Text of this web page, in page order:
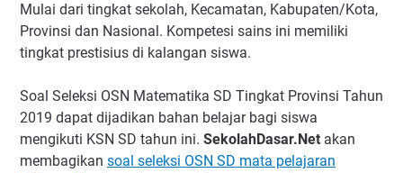
Mulai dari tingkat sekolah, Kecamatan, Kabupaten/Kota,
Provinsi dan Nasional. Kompetesi sains ini memiliki
tingkat prestisius di kalangan siswa.
Soal Seleksi OSN Matematika SD Tingkat Provinsi Tahun
2019 dapat dijadikan bahan belajar bagi siswa
mengikuti KSN SD tahun ini. SekolahDasar.Net akan
membagikan soal seleksi OSN SD mata pelajaran